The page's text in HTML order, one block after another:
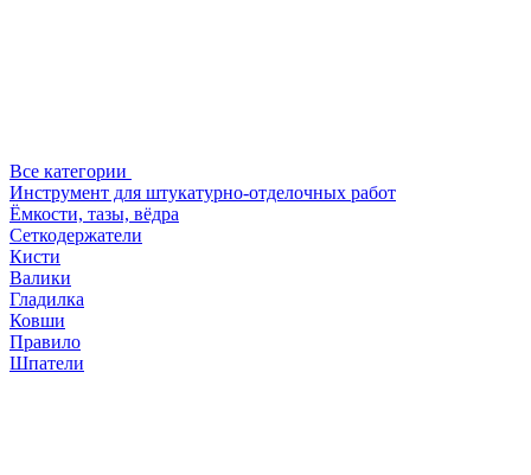
Все категории
Инструмент для штукатурно-отделочных работ
Ёмкости, тазы, вёдра
Сеткодержатели
Кисти
Валики
Гладилка
Ковши
Правило
Шпатели